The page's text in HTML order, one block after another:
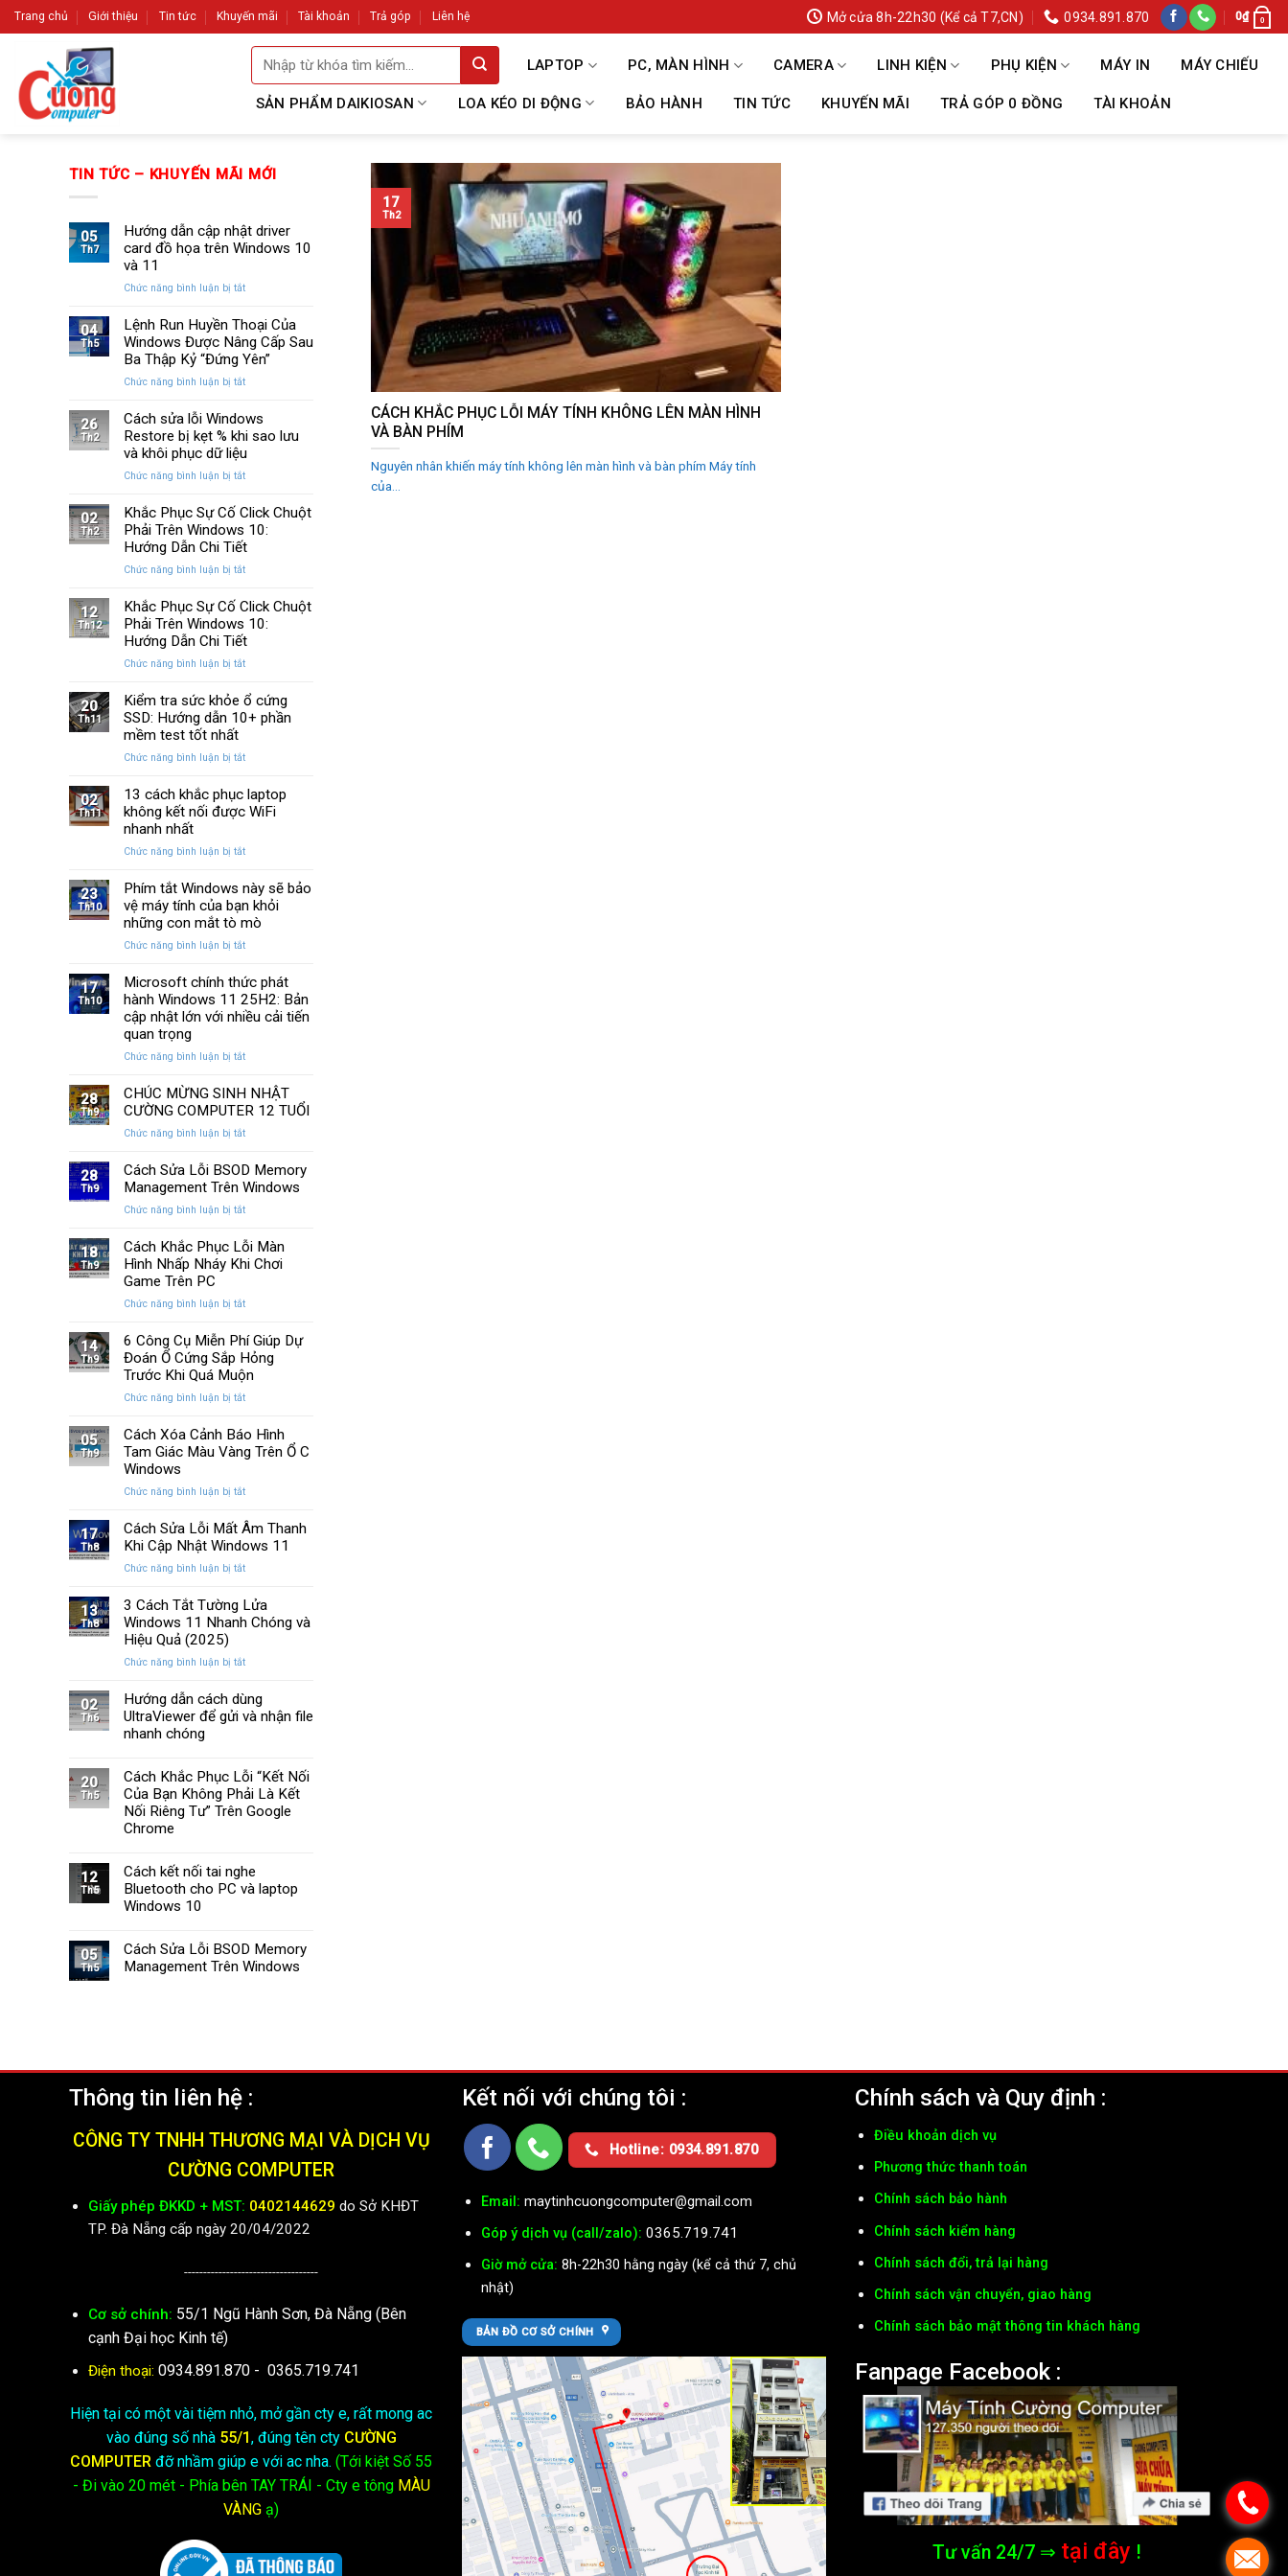
Skip
to
Trang chủ Giới thiệu Tin tức Khuyến mãi Tài khoản Trả góp Liên hệ Mở cửa 8h-22h30 (Kể cả T7,CN) 0934.891.870 0₫ 0
Tìm
kiếm:
LAPTOP PC, MÀN HÌNH CAMERA LINH KIỆN PHỤ KIỆN MÁY IN MÁY CHIẾU
SẢN PHẨM DAIKIOSAN LOA KÉO DI ĐỘNG BẢO HÀNH TIN TỨC KHUYẾN MÃI TRẢ GÓP 0 ĐỒNG TÀI KHOẢN
TIN TỨC – KHUYẾN MÃI MỚI
05
Th7
Hướng dẫn cập nhật driver
card đồ họa trên Windows 10
và 11
Chức năng bình luận bị tắtở
dẫn
cập
nhật
card
họa
trên
Windows
và
04
Th5
Lệnh Run Huyền Thoại Của
Windows Được Nâng Cấp Sau
Ba Thập Kỷ “Đứng Yên”
Chức năng bình luận bị tắtở
Run
Huyền
Windows
Nâng
Cấp
Sau
Thập
“Đứng
Yên”
26
Th2
Cách sửa lỗi Windows
Restore bị kẹt % khi sao lưu
và khôi phục dữ liệu
Chức năng bình luận bị tắtở
sửa
lỗi
Windows
bị
%
khi
sao
và
phục
dữ
02
Th2
Khắc Phục Sự Cố Click Chuột
Phải Trên Windows 10:
Hướng Dẫn Chi Tiết
Chức năng bình luận bị tắtở
Phục
Sự
Cố
Chuột
Trên
Windows
Dẫn
Tiết
12
Th12
Khắc Phục Sự Cố Click Chuột
Phải Trên Windows 10:
Hướng Dẫn Chi Tiết
Chức năng bình luận bị tắtở
Phục
Sự
Chuột
Trên
Windows
Dẫn
Tiết
20
Th11
Kiểm tra sức khỏe ổ cứng
SSD: Hướng dẫn 10+ phần
mềm test tốt nhất
Chức năng bình luận bị tắtở
tra
sức
cứng
Hướng
dẫn
10+
mềm
tốt
nhất
02
Th11
13 cách khắc phục laptop
không kết nối được WiFi
nhanh nhất
Chức năng bình luận bị tắtở
cách
khắc
phục
không
nối
được
WiFi
23
Th10
Phím tắt Windows này sẽ bảo
vệ máy tính của bạn khỏi
những con mắt tò mò
Chức năng bình luận bị tắtở
tắt
Windows
này
sẽ
vệ
tính
của
khỏi
con
mắt
tò
17
Th10
Microsoft chính thức phát
hành Windows 11 25H2: Bản
cập nhật lớn với nhiều cải tiến
quan trọng
Chức năng bình luận bị tắtở
chính
thức
hành
11
25H2:
lớn
với
cải
quan
trọng
28
Th9
CHÚC MỪNG SINH NHẬT
CƯỜNG COMPUTER 12 TUỔI
Chức năng bình luận bị tắtở
MỪNG
SINH
CƯỜNG
12
TUỔI
28
Th9
Cách Sửa Lỗi BSOD Memory
Management Trên Windows
Chức năng bình luận bị tắtở
Sửa
Lỗi
Management
Windows
18
Th9
Cách Khắc Phục Lỗi Màn
Hình Nhấp Nháy Khi Chơi
Game Trên PC
Chức năng bình luận bị tắtở
Khắc
Phục
Hình
Nháy
Khi
Trên
14
Th9
6 Công Cụ Miễn Phí Giúp Dự
Đoán Ổ Cứng Sắp Hỏng
Trước Khi Quá Muộn
Chức năng bình luận bị tắtở
Công
Cụ
Miễn
Giúp
Đoán
Ổ
Trước
Khi
Muộn
05
Th9
Cách Xóa Cảnh Báo Hình
Tam Giác Màu Vàng Trên Ổ C
Windows
Chức năng bình luận bị tắtở
Xóa
Hình
Giác
Màu
Windows
17
Th8
Cách Sửa Lỗi Mất Âm Thanh
Khi Cập Nhật Windows 11
Chức năng bình luận bị tắtở
Sửa
Lỗi
Thanh
Cập
Nhật
13
Th8
3 Cách Tắt Tường Lửa
Windows 11 Nhanh Chóng và
Hiệu Quả (2025)
Chức năng bình luận bị tắtở
Cách
Tắt
11
Nhanh
Chóng
(2025)
02
Th6
Hướng dẫn cách dùng
UltraViewer để gửi và nhận file
nhanh chóng
20
Th5
Cách Khắc Phục Lỗi “Kết Nối
Của Bạn Không Phải Là Kết
Nối Riêng Tư” Trên Google
Chrome
12
Th5
Cách kết nối tai nghe
Bluetooth cho PC và laptop
Windows 10
05
Th5
Cách Sửa Lỗi BSOD Memory
Management Trên Windows
CÁCH KHẮC PHỤC LỖI MÁY TÍNH KHÔNG LÊN MÀN HÌNH
VÀ BÀN PHÍM
Nguyên nhân khiến máy tính không lên màn hình và bàn phím Máy tính
của...
17
Th2
Thông tin liên hệ :
CÔNG TY TNHH THƯƠNG MẠI VÀ DỊCH VỤ
CƯỜNG COMPUTER
Giấy phép ĐKKD + MST: 0402144629 do Sở KHĐT
TP. Đà Nẵng cấp ngày 20/04/2022
-----------------------------------
Cơ sở chính: 55/1 Ngũ Hành Sơn, Đà Nẵng (Bên
cạnh Đại học Kinh tế)
Điện thoại: 0934.891.870 - 0365.719.741
Hiện tại có một vài tiệm nhỏ, mở gần cty e, rất mong ac
vào đúng số nhà 55/1, đúng tên cty CƯỜNG
COMPUTER đỡ nhầm giúp e với ac nha. (Tới kiệt Số 55
- Đi vào 20 mét - Phía bên TAY TRÁI - Cty e tôngMÀU
VÀNG ạ)
Kết nối với chúng tôi :
Hotline: 0934.891.870
Email: maytinhcuongcomputer@gmail.com
Góp ý dịch vụ (call/zalo): 0365.719.741
Giờ mở cửa: 8h-22h30 hằng ngày (kể cả thứ 7, chủ
nhật)
BẢN ĐỒ CƠ SỞ CHÍNH
Chính sách và Quy định :
Điều khoản dịch vụ
Phương thức thanh toán
Chính sách bảo hành
Chính sách kiểm hàng
Chính sách đổi, trả lại hàng
Chính sách vận chuyển, giao hàng
Chính sách bảo mật thông tin khách hàng
Fanpage Facebook :
Tư vấn 24/7 ⇒ tại đây !